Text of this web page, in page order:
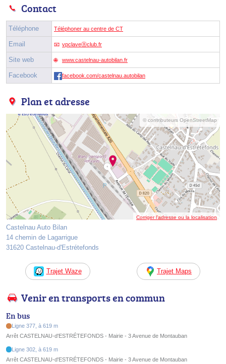
Contact
Téléphone Téléphoner au centre de CT
Email vpclaveⓐclub.fr
Site web www.castelnau-autobilan.fr
Facebook facebook.com/castelnau.autobilan
Plan et adresse
© contributeurs OpenStreetMap
Corriger l’adresse ou la localisation
Castelnau Auto Bilan
14 chemin de Lagarrigue
31620 Castelnau-d'Estrétefonds
Trajet Waze Trajet Maps
Venir en transports en commun
En bus
Ligne 377, à 619 m
Arrêt CASTELNAU-d'ESTRÉTEFONDS - Mairie - 3 Avenue de Montauban
Ligne 302, à 619 m
Arrêt CASTELNAU-d'ESTRÉTEFONDS - Mairie - 3 Avenue de Montauban